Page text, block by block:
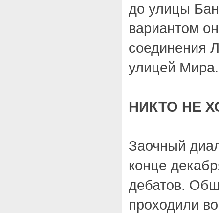
до улицы
вариантом
соединения
улицей Мира.
НИКТО НЕ
Заочный
конце
дебатов.
проходили